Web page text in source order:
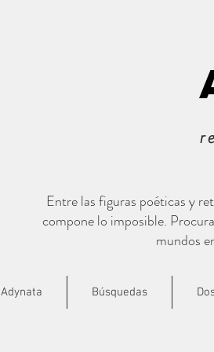
Adynata Búsquedas
Entre las figuras poéticas y
compone lo imposible.
mundos